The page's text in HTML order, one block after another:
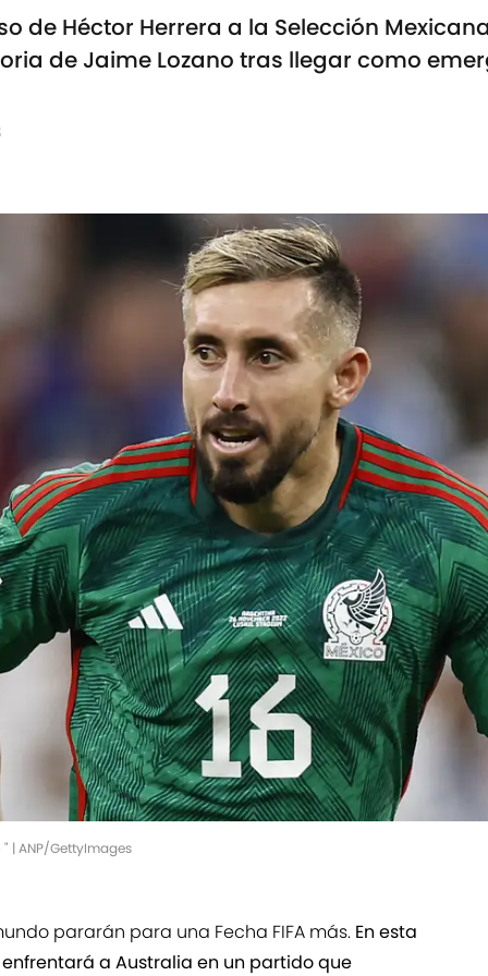
de Héctor Herrera a la Selección
de Jaime Lozano tras llegar como
| ANP/GettyImages
pararán para una Fecha FIFA más. En esta
a Australia en un partido que